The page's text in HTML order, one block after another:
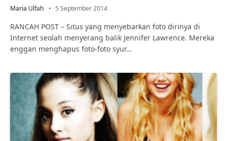
Maria Ulfah 5 September 2014
RANCAH POST – Situs yang menyebarkan foto dirinya di
Internet seolah menyerang balik Jennifer Lawrence. Mereka
enggan menghapus foto-foto syur…